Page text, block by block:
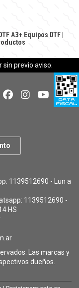
A3+ Equipos DTF
sin previo aviso.
1139512690 - Lun a
1139512690 -
HS
Las marcas y
dueños.